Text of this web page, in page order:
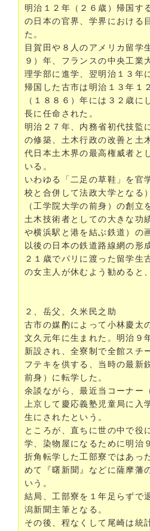
明治１２年（２６歳）帰国す
の日本の官界、学界における
た。
目賀田や８人のアメリカ留学
９）年、フランスの中央工業
理学部に進学、翌明治１３年
帰国した古市は明治１３年１
（１８８６）年には３２歳
長に任命された。
明治２７年、内務省初代技監
の修築、土木行政の改善と土
代日本土木界の最高権威者と
いる。
いわゆる「二足の草鞋」を官
校と合併して法政大学となる
（工学院大学の前身）の創立
土木技術者としての大きな功
や横浜駅と港を結ぶ鉄道）の
以後の日本の鉄道路線網の形
２１歳でパリに渡った留学生
の女主人が休むよう勧めると
２、岳父、久米民之助
古市の媒酌によって小林慶太
文久元年に生まれた。明治９
新設され、全寮制で全館スチ
フテキを供する、当時の最新
前身）に転学した。
余談ながら、最近当コーナー
上京して慶応義塾児童局に入
生にされたという。
ところが、直ちに世の中で役
学、染物屋になるために明治
折角転学した工部寮ではあっ
めて『曙新聞』などに薩摩藩
いう。
結局、工部寮を１年足らずで
潟新聞主筆となる。
その後、程なくして尾崎は統